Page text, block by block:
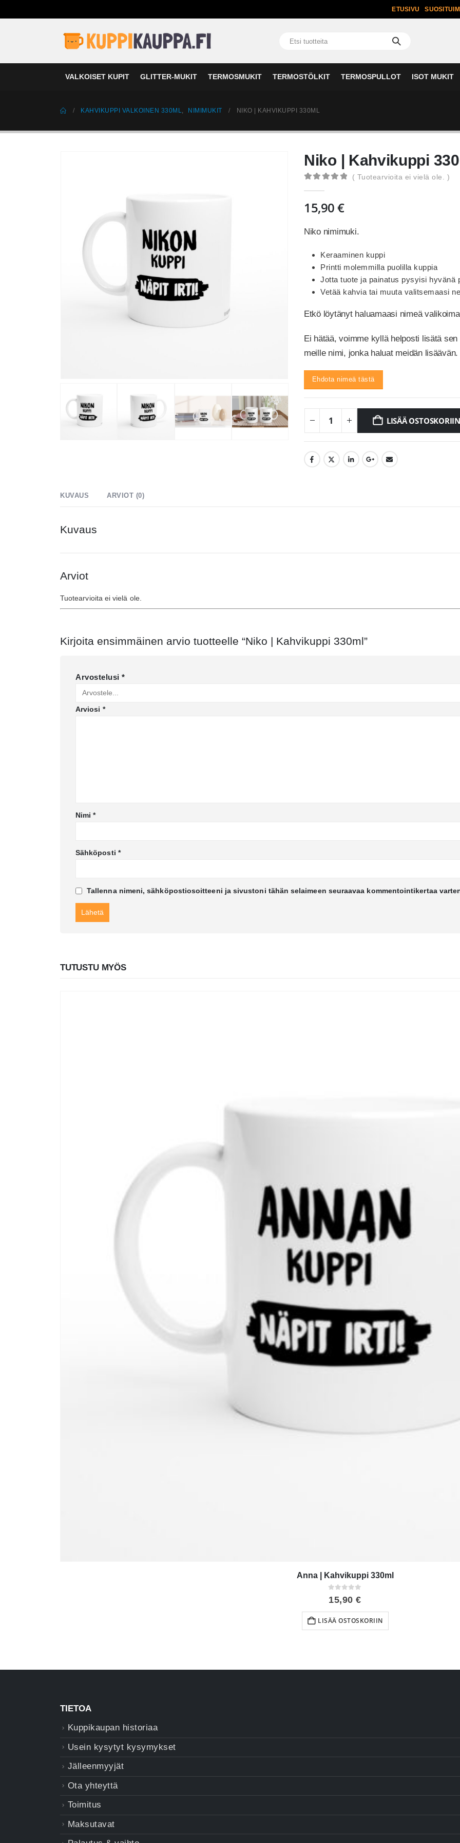
ETUSIVU
VALKOISET KUPIT GLITTER-MUKIT TERMOSMUKIT TERMOSTÖLKIT TERMOSPULLOT ISOT MUKIT
KAHVIKUPPI VALKOINEN 330ML, NIMIMUKIT NIKO | KAHVIKUPPI 330ML
Niko | Kahvikuppi
( Tuotearvioita ei vielä ole. )
15,90€
Niko nimimuki.
Keraaminen kuppi
Printti molemmilla puolilla kuppia
Jotta tuote ja painatus pysyisi hyvänä
Vetää kahvia tai muuta valitsemaasi
Etkö löytänyt haluamaasi nimeä
Ei hätää, voimme kyllä helposti lisätä
meille nimi, jonka haluat meidän lisäävän.
Ehdota nimeä tästä
LISÄÄ OSTOSKORIIN
KUVAUS ARVIOT (0)
Kuvaus
Arviot
Tuotearvioita ei vielä ole.
Kirjoita ensimmäinen arvio tuotteelle “Niko | Kahvikuppi 330ml”
Arvostelusi *
Arviosi *
Nimi*
Sähköposti *
Tallenna nimeni, sähköpostiosoitteeni ja sivustoni tähän selaimeen seuraavaa kommentointikertaa
TUTUSTU MYÖS
Anna | Kahvikuppi 330ml
0out of 5
15,90€
LISÄÄ OSTOSKORIIN
TIETOA
Kuppikaupan historiaa
Usein kysytyt kysymykset
Jälleenmyyjät
Ota yhteyttä
Toimitus
Maksutavat